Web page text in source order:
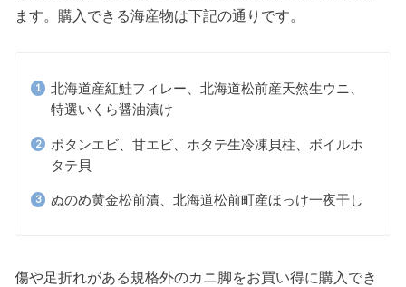
ます。購入できる海産物は下記の通りです。
北海道産紅鮭フィレー、北海道松前産天然生ウニ、
特選いくら醤油漬け
ボタンエビ、甘エビ、ホタテ生冷凍貝柱、ボイルホ
タテ貝
ぬのめ黄金松前漬、北海道松前町産ほっけ一夜干し
傷や足折れがある規格外のカニ脚をお買い得に購入でき